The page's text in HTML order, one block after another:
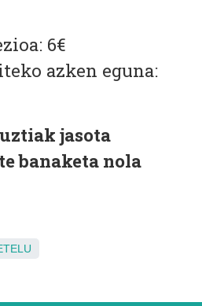
6€
azken eguna:
jasota
banaketa nola